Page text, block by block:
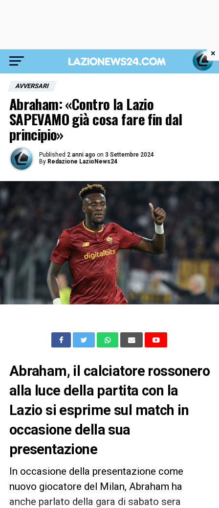
AVVERSARI
Abraham: «Contro la Lazio
SAPEVAMO già cosa fare fin dal
principio»
Published 2 anni ago on 3 Settembre 2024
By Redazione LazioNews24
Abraham, il calciatore rossonero
alla luce della partita con la
Lazio si esprime sul match in
occasione della sua
presentazione
In occasione della presentazione come
nuovo giocatore del Milan, Abraham ha
anche parlato della gara di sabato sera
×